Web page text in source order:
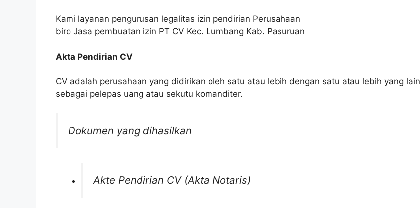
Kami layanan pengurusan legalitas izin pendirian Perusahaan
biro Jasa pembuatan izin PT CV Kec. Lumbang Kab. Pasuruan
Akta Pendirian CV
CV adalah perusahaan yang didirikan oleh satu atau lebih dengan satu atau lebih yang lain
sebagai pelepas uang atau sekutu komanditer.
Dokumen yang dihasilkan
Akte Pendirian CV (Akta Notaris)